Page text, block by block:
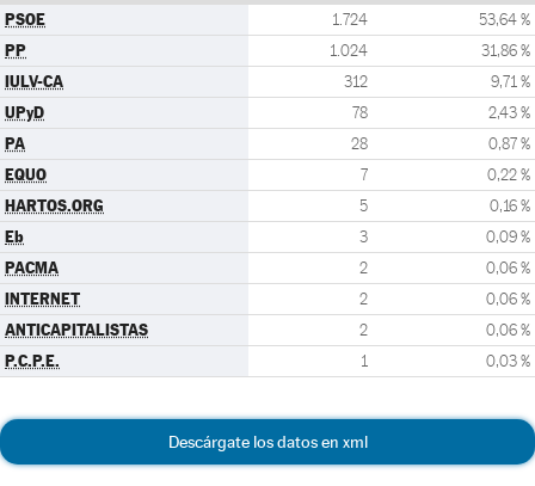
PSOE 1.724 53,64 %
PP 1.024 31,86 %
IULV-CA 312 9,71 %
UPyD 78 2,43 %
PA 28 0,87 %
EQUO 7 0,22 %
HARTOS.ORG 5 0,16 %
Eb 3 0,09 %
PACMA 2 0,06 %
INTERNET 2 0,06 %
ANTICAPITALISTAS 2 0,06 %
P.C.P.E. 1 0,03 %
Descárgate los datos en xml